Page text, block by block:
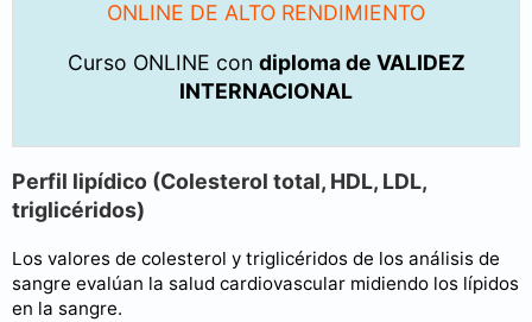
ONLINE DE ALTO RENDIMIENTO
Curso ONLINE con diploma de VALIDEZ
INTERNACIONAL
Perfil lipídico (Colesterol total, HDL, LDL,
triglicéridos)
Los valores de colesterol y triglicéridos de los análisis de
sangre evalúan la salud cardiovascular midiendo los lípidos
en la sangre.